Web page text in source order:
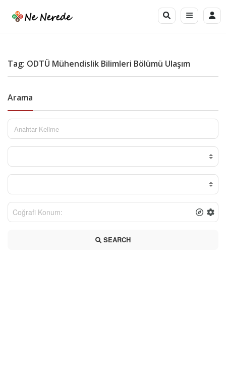
Tag: ODTÜ Mühendislik Bilimleri Bölümü Ulaşım
Arama
SEARCH